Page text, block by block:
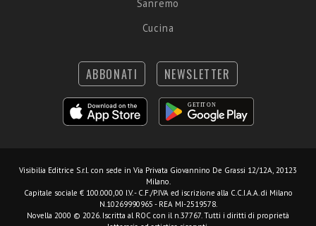
Sanremo
Cucina
ABBONATI NEWSLETTER
Visibilia Editrice S.r.l. con sede in Via Privata Giovannino De Grassi 12/12A, 20123
Milano.
Capitale sociale € 100.000,00 I.V. - C.F./P.IVA ed iscrizione alla C.C.I.A.A. di Milano
N.10269990965 - REA MI-2519578.
Novella 2000 © 2026. Iscritta al ROC con il n.37767. Tutti i diritti di proprietà